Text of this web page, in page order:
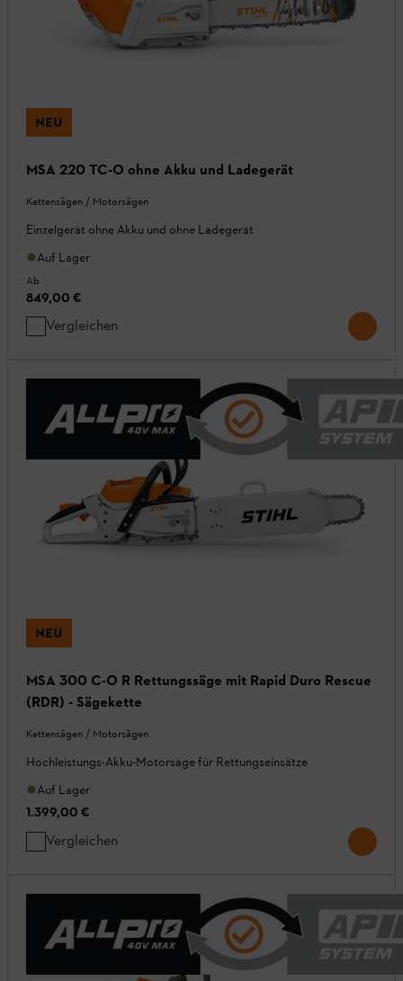
NEU
MSA 220 TC-O ohne Akku und Ladegerät
Kettensägen / Motorsägen
Einzelgerät ohne Akku und ohne Ladegerät
Auf Lager
Ab
849,00 €
Vergleichen
NEU
MSA 300 C-O R Rettungssäge mit Rapid Duro Rescue
(RDR) - Sägekette
Kettensägen / Motorsägen
Hochleistungs-Akku-Motorsäge für Rettungseinsätze
Auf Lager
1.399,00 €
Vergleichen